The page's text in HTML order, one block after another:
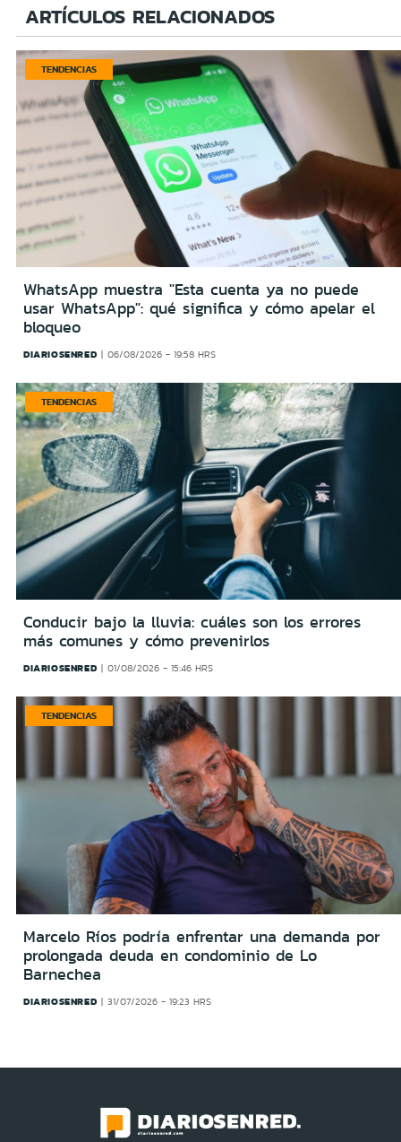
ARTÍCULOS RELACIONADOS
TENDENCIAS
WhatsApp muestra "Esta cuenta ya no puede
usar WhatsApp": qué significa y cómo apelar el
bloqueo
DIARIOSENRED 06/08/2026 - 19:58 HRS
TENDENCIAS
Conducir bajo la lluvia: cuáles son los errores
más comunes y cómo prevenirlos
DIARIOSENRED 01/08/2026 - 15:46 HRS
TENDENCIAS
Marcelo Ríos podría enfrentar una demanda por
prolongada deuda en condominio de Lo
Barnechea
DIARIOSENRED 31/07/2026 - 19:23 HRS